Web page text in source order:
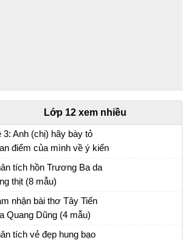
Lớp 12 xem nhiều
3: Anh (chị) hãy bày tỏ
điểm của mình về ý kiến
nhà văn Pháp La-bơ-ruy-
một tác phẩm nâng cao
thần ta lên và gợi cho ta
tình cảm cao quý và
đảm,...
tích hồn Trương Ba da
thịt (8 mẫu)
tích bài hồn Trương Ba da hàng thịt - Văn
12
nhận bài thơ Tây Tiến
Quang Dũng (4 mẫu)
nhận Tây Tiến - Văn mẫu 12
tích vẻ đẹp hung bạo